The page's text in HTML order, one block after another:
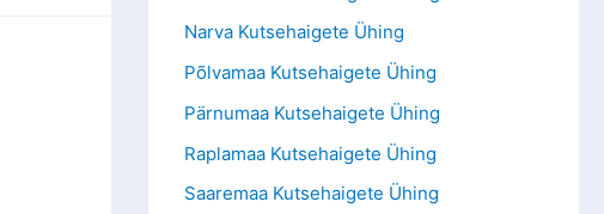
Narva Kutsehaigete Ühing
Põlvamaa Kutsehaigete Ühing
Pärnumaa Kutsehaigete Ühing
Raplamaa Kutsehaigete Ühing
Saaremaa Kutsehaigete Ühing